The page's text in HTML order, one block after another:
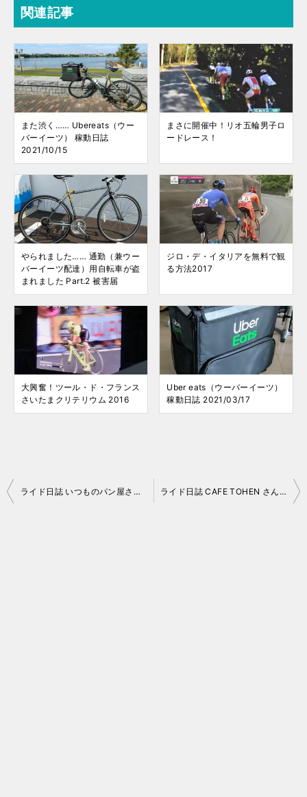
関連記事
また渋く…… Ubereats（ウー
バーイーツ） 稼動日誌
2021/10/15
まさに開催中！リオ五輪男子ロ
ードレース！
やられました…… 通勤（兼ウー
バーイーツ配達）用自転車が盗
まれました Part.2 被害届
ジロ・デ・イタリアを無料で観
る方法2017
大興奮！ツール・ド・フランス
さいたまクリテリウム 2016
Uber eats（ウーバーイーツ）
稼動日誌 2021/03/17
投
ライド日誌 いつものパン屋さんと新しい橋 ライド日誌 CAFE TOHEN さんでランチ